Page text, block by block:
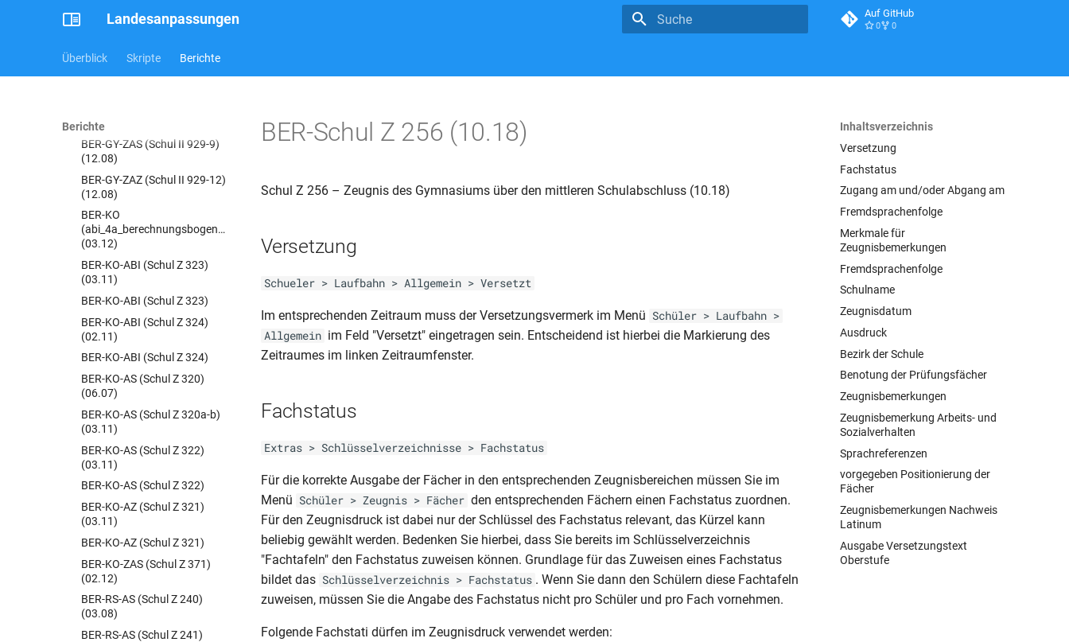
Landesanpassungen Auf GitHub
0 0
Überblick Skripte Berichte
Berichte
BER-GY-JZ (Schul Z 300)
BER-GY-JZ (Schul Z 302)
(09.07)
BER-GY-ZAS (Schul II 929-9)
(12.08)
BER-GY-ZAZ (Schul II 929-12)
(12.08)
BER-KO
(abi_4a_berechnungsbogen_kollegs)
(03.12)
BER-KO-ABI (Schul Z 323)
(03.11)
BER-KO-ABI (Schul Z 323)
BER-KO-ABI (Schul Z 324)
(02.11)
BER-KO-ABI (Schul Z 324)
BER-KO-AS (Schul Z 320)
(06.07)
BER-KO-AS (Schul Z 320a-b)
(03.11)
BER-KO-AS (Schul Z 322)
(03.11)
BER-KO-AS (Schul Z 322)
BER-KO-AZ (Schul Z 321)
(03.11)
BER-KO-AZ (Schul Z 321)
BER-KO-ZAS (Schul Z 371)
(02.12)
BER-RS-AS (Schul Z 240)
(03.08)
BER-RS-AS (Schul Z 241)
Inhaltsverzeichnis
Versetzung
Fachstatus
Zugang am und/oder Abgang am
Fremdsprachenfolge
Merkmale für
Zeugnisbemerkungen
Fremdsprachenfolge
Schulname
Zeugnisdatum
Ausdruck
Bezirk der Schule
Benotung der Prüfungsfächer
Zeugnisbemerkungen
Zeugnisbemerkung Arbeits- und
Sozialverhalten
Sprachreferenzen
vorgegeben Positionierung der
Fächer
Zeugnisbemerkungen Nachweis
Latinum
Ausgabe Versetzungstext
Oberstufe
BER-Schul Z 256 (10.18)
Schul Z 256 – Zeugnis des Gymnasiums über den mittleren Schulabschluss (10.18)
Versetzung
Schueler > Laufbahn > Allgemein > Versetzt
Im entsprechenden Zeitraum muss der Versetzungsvermerk im Menü Schüler > Laufbahn >
Allgemein im Feld "Versetzt" eingetragen sein. Entscheidend ist hierbei die Markierung des
Zeitraumes im linken Zeitraumfenster.
Fachstatus
Extras > Schlüsselverzeichnisse > Fachstatus
Für die korrekte Ausgabe der Fächer in den entsprechenden Zeugnisbereichen müssen Sie im
Menü Schüler > Zeugnis > Fächer den entsprechenden Fächern einen Fachstatus zuordnen.
Für den Zeugnisdruck ist dabei nur der Schlüssel des Fachstatus relevant, das Kürzel kann
beliebig gewählt werden. Bedenken Sie hierbei, dass Sie bereits im Schlüsselverzeichnis
"Fachtafeln" den Fachstatus zuweisen können. Grundlage für das Zuweisen eines Fachstatus
bildet das Schlüsselverzeichnis > Fachstatus . Wenn Sie dann den Schülern diese Fachtafeln
zuweisen, müssen Sie die Angabe des Fachstatus nicht pro Schüler und pro Fach vornehmen.
Folgende Fachstati dürfen im Zeugnisdruck verwendet werden: